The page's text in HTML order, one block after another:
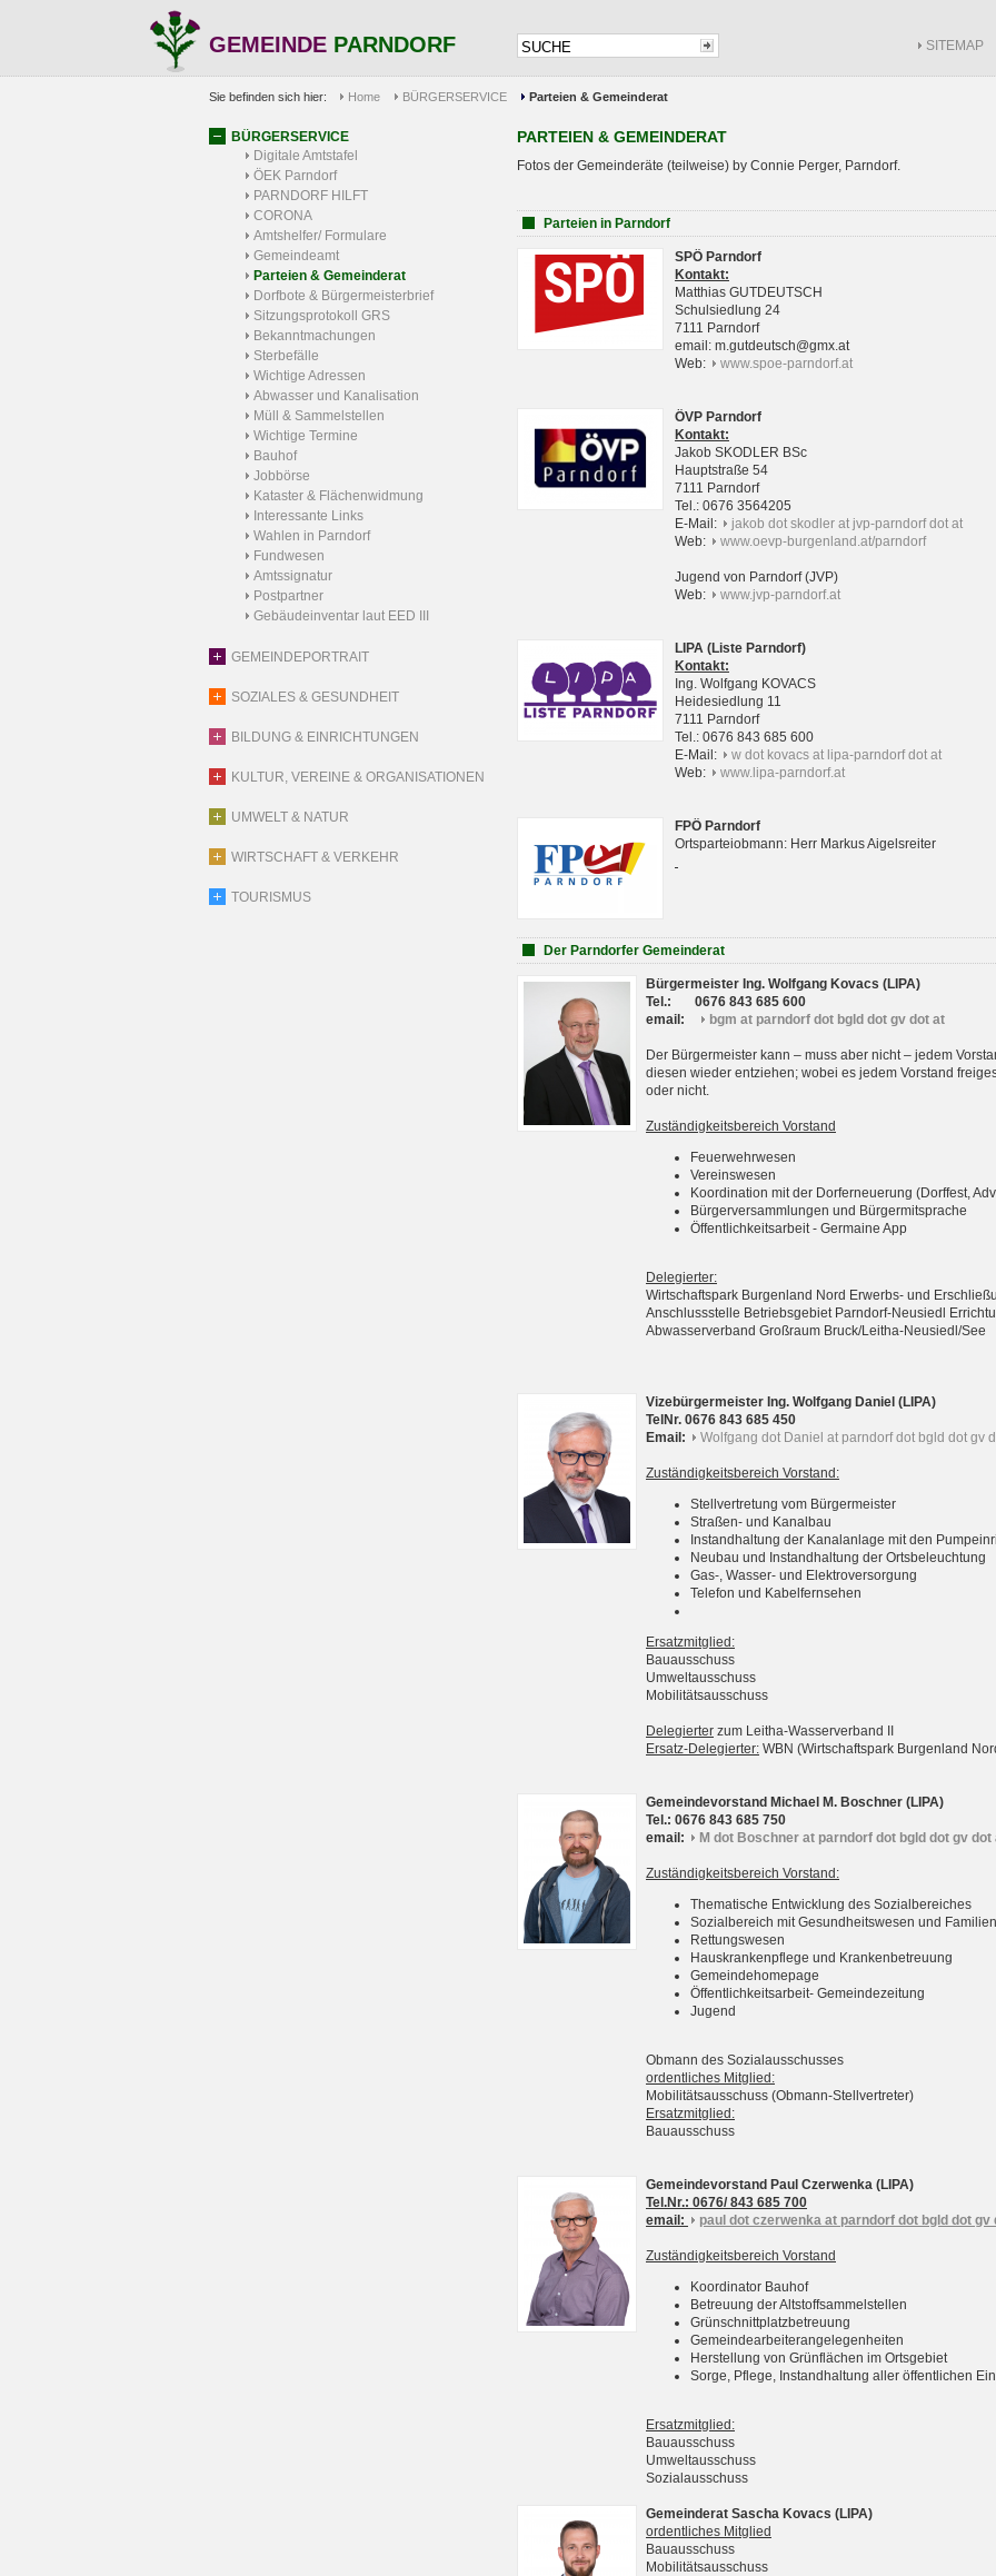
GEMEINDE PARNDORF SITEMAP
Sie befinden sich hier: Home BÜRGERSERVICE Parteien & Gemeinderat
BÜRGERSERVICE
Digitale Amtstafel
ÖEK Parndorf
PARNDORF HILFT
CORONA
Amtshelfer/ Formulare
Gemeindeamt
Parteien & Gemeinderat
Dorfbote & Bürgermeisterbrief
Sitzungsprotokoll GRS
Bekanntmachungen
Sterbefälle
Wichtige Adressen
Abwasser und Kanalisation
Müll & Sammelstellen
Wichtige Termine
Bauhof
Jobbörse
Kataster & Flächenwidmung
Interessante Links
Wahlen in Parndorf
Fundwesen
Amtssignatur
Postpartner
Gebäudeinventar laut EED III
GEMEINDEPORTRAIT
SOZIALES & GESUNDHEIT
BILDUNG & EINRICHTUNGEN
KULTUR, VEREINE & ORGANISATIONEN
UMWELT & NATUR
WIRTSCHAFT & VERKEHR
TOURISMUS
PARTEIEN & GEMEINDERAT
Fotos der Gemeinderäte (teilweise) by Connie Perger, Parndorf.
Parteien in Parndorf
SPÖ Parndorf
Kontakt:
Matthias GUTDEUTSCH
Schulsiedlung 24
7111 Parndorf
email: m.gutdeutsch@gmx.at
Web:
www.spoe-parndorf.at
ÖVP Parndorf
Kontakt:
Jakob SKODLER BSc
Hauptstraße 54
7111 Parndorf
Tel.: 0676 3564205
E-Mail:
jakob dot skodler at jvp-parndorf dot at
Web:
www.oevp-burgenland.at/parndorf
Jugend von Parndorf (JVP)
Web:
www.jvp-parndorf.at
LIPA (Liste Parndorf)
Kontakt:
Ing. Wolfgang KOVACS
Heidesiedlung 11
7111 Parndorf
Tel.: 0676 843 685 600
E-Mail:
w dot kovacs at lipa-parndorf dot at
Web:
www.lipa-parndorf.at
FPÖ Parndorf
Ortsparteiobmann: Herr Markus Aigelsreiter
Der Parndorfer Gemeinderat
Bürgermeister Ing. Wolfgang Kovacs (LIPA)
Tel.: 0676 843 685 600
email:
bgm at parndorf dot bgld dot gv dot at
Der Bürgermeister kann – muss aber nicht – jedem
diesen wieder entziehen; wobei es jedem Vorstand
oder nicht.
Zuständigkeitsbereich Vorstand
Feuerwehrwesen
Vereinswesen
Koordination mit der Dorferneuerung (Dorffest,
Bürgerversammlungen und Bürgermitsprache
Öffentlichkeitsarbeit - Germaine App
Delegierter:
Wirtschaftspark Burgenland Nord Erwerbs- und
Anschlussstelle Betriebsgebiet Parndorf-Neusiedl
Abwasserverband Großraum Bruck/Leitha-Neusiedl/See
Vizebürgermeister Ing. Wolfgang Daniel (LIPA)
TelNr. 0676 843 685 450
Email:
Wolfgang dot Daniel at parndorf dot bgld dot gv
Zuständigkeitsbereich Vorstand:
Stellvertretung vom Bürgermeister
Straßen- und Kanalbau
Instandhaltung der Kanalanlage mit den
Neubau und Instandhaltung der Ortsbeleuchtung
Gas-, Wasser- und Elektroversorgung
Telefon und Kabelfernsehen
Ersatzmitglied:
Bauausschuss
Umweltausschuss
Mobilitätsausschuss
Delegierter zum Leitha-Wasserverband II
Ersatz-Delegierter: WBN (Wirtschaftspark Burgenland
Gemeindevorstand Michael M. Boschner (LIPA)
Tel.: 0676 843 685 750
email:
M dot Boschner at parndorf dot bgld dot gv dot
Zuständigkeitsbereich Vorstand:
Thematische Entwicklung des Sozialbereiches
Sozialbereich mit Gesundheitswesen und
Rettungswesen
Hauskrankenpflege und Krankenbetreuung
Gemeindehomepage
Öffentlichkeitsarbeit- Gemeindezeitung
Jugend
Obmann des Sozialausschusses
ordentliches Mitglied:
Mobilitätsausschuss (Obmann-Stellvertreter)
Ersatzmitglied:
Bauausschuss
Gemeindevorstand Paul Czerwenka (LIPA)
Tel.Nr.: 0676/ 843 685 700
email:
paul dot czerwenka at parndorf dot bgld dot gv
Zuständigkeitsbereich Vorstand
Koordinator Bauhof
Betreuung der Altstoffsammelstellen
Grünschnittplatzbetreuung
Gemeindearbeiterangelegenheiten
Herstellung von Grünflächen im Ortsgebiet
Sorge, Pflege, Instandhaltung aller öffentlichen
Ersatzmitglied:
Bauausschuss
Umweltausschuss
Sozialausschuss
Gemeinderat Sascha Kovacs (LIPA)
ordentliches Mitglied
Bauausschuss
Mobilitätsausschuss